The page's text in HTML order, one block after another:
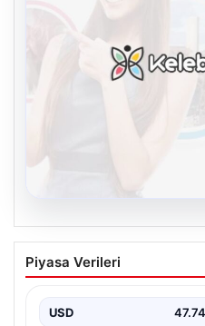
Kelebek chat
İletişimin Güvenli
Sanal çağında bireylerin
Piyasa Verileri
USD 47.74